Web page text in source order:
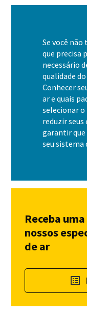
Se você
que precisa
necessário
qualidade do
Conhecer
ar e quais
selecionar
reduzir
garantir que
seu sistema
Receba
nossos
de ar